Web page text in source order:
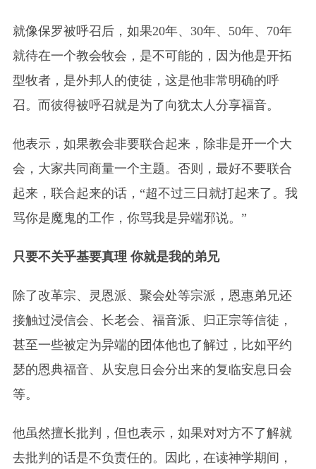
就像保罗被呼召后，如果20年、30年、50年、70年
就待在一个教会牧会，是不可能的，因为他是开拓
型牧者，是外邦人的使徒，这是他非常明确的呼
召。而彼得被呼召就是为了向犹太人分享福音。
他表示，如果教会非要联合起来，除非是开一个大
会，大家共同商量一个主题。否则，最好不要联合
起来，联合起来的话，“超不过三日就打起来了。我
骂你是魔鬼的工作，你骂我是异端邪说。”
只要不关乎基要真理 你就是我的弟兄
除了改革宗、灵恩派、聚会处等宗派，恩惠弟兄还
接触过浸信会、长老会、福音派、归正宗等信徒，
甚至一些被定为异端的团体他也了解过，比如平约
瑟的恩典福音、从安息日会分出来的复临安息日会
等。
他虽然擅长批判，但也表示，如果对对方不了解就
去批判的话是不负责任的。因此，在读神学期间，